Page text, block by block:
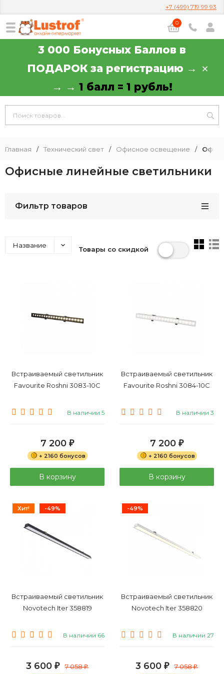
+7 (499) 719 99 93
0
3 000 Бонусных Баллов в
ПОДАРОК за регистрацию →
→ → 1 балл = 1 рубль!
Главная / Технический свет / Офисное освещение /
Офисные линейные светильники
Фильтр товаров
Название Товары со скидкой
Встраиваемый светильник
Favourite Roshni 3083-10C
В наличии 5
7 200 ₽
+ 2160 бонусов
В корзину
Встраиваемый светильник
Favourite Roshni 3084-10C
В наличии 3
7 200 ₽
+ 2160 бонусов
В корзину
Хит! -49%
Встраиваемый светильник
Novotech Iter 358819
В наличии 66
3 600 ₽ 7 058₽
-49%
Встраиваемый светильник
Novotech Iter 358820
В наличии 27
3 600 ₽ 7 058₽